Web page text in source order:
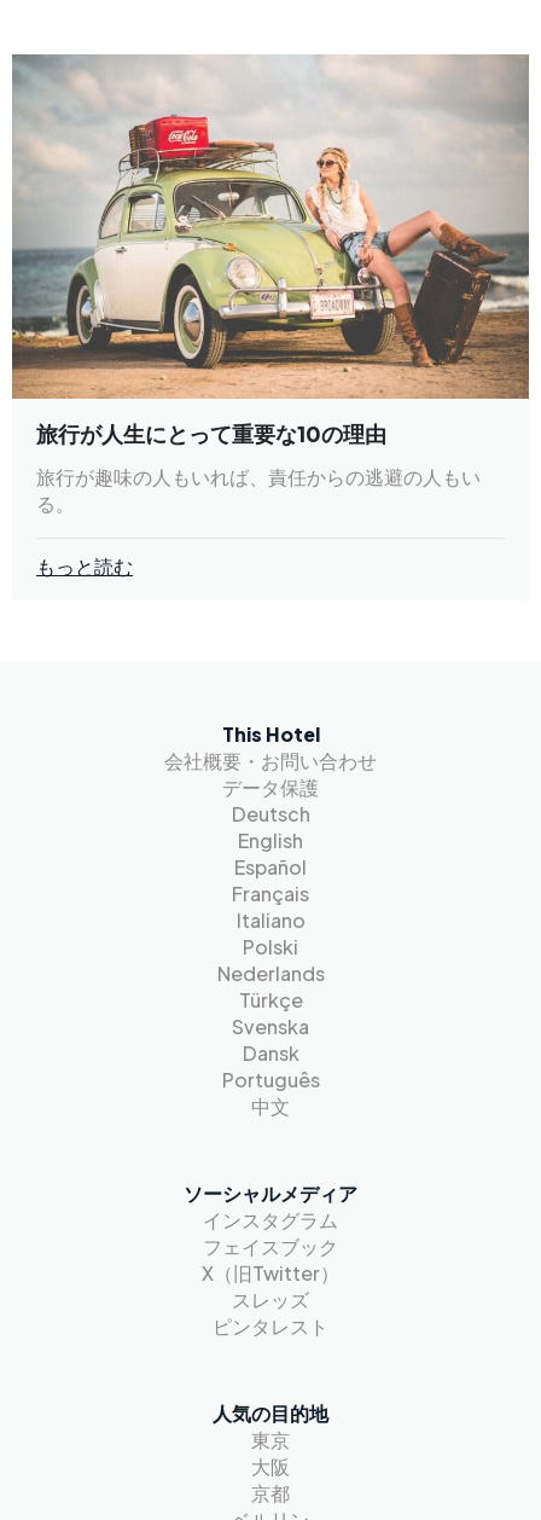
旅行が人生にとって重要な10の理由
旅行が趣味の人もいれば、責任からの逃避の人もい
る。
もっと読む
This Hotel
会社概要・お問い合わせ
データ保護
Deutsch
English
Español
Français
Italiano
Polski
Nederlands
Türkçe
Svenska
Dansk
Português
中文
ソーシャルメディア
インスタグラム
フェイスブック
X（旧Twitter）
スレッズ
ピンタレスト
人気の目的地
東京
大阪
京都